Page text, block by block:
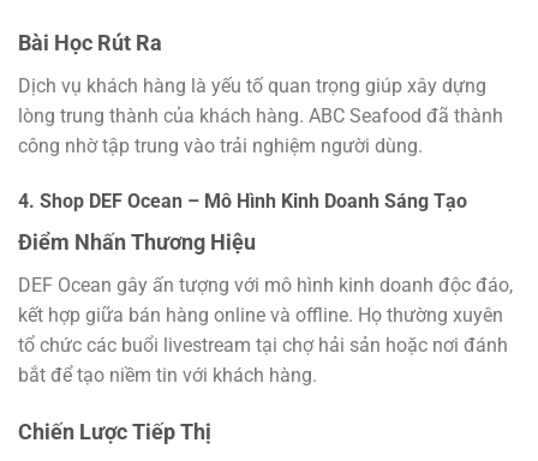
Bài Học Rút Ra
Dịch vụ khách hàng là yếu tố quan trọng giúp xây dựng
lòng trung thành của khách hàng. ABC Seafood đã thành
công nhờ tập trung vào trải nghiệm người dùng.
4. Shop DEF Ocean – Mô Hình Kinh Doanh Sáng Tạo
Điểm Nhấn Thương Hiệu
DEF Ocean gây ấn tượng với mô hình kinh doanh độc đáo,
kết hợp giữa bán hàng online và offline. Họ thường xuyên
tổ chức các buổi livestream tại chợ hải sản hoặc nơi đánh
bắt để tạo niềm tin với khách hàng.
Chiến Lược Tiếp Thị